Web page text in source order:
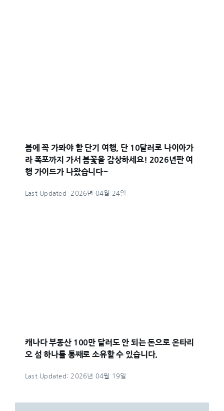
봄에 꼭 가봐야 할 단기 여행, 단 10달러로 나이아가
라 폭포까지 가서 봄꽃을 감상하세요! 2026년판 여
행 가이드가 나왔습니다~
Last Updated: 2026년 04월 24일
캐나다 부동산 100만 달러도 안 되는 돈으로 온타리
오 섬 하나를 통째로 소유할 수 있습니다.
Last Updated: 2026년 04월 19일